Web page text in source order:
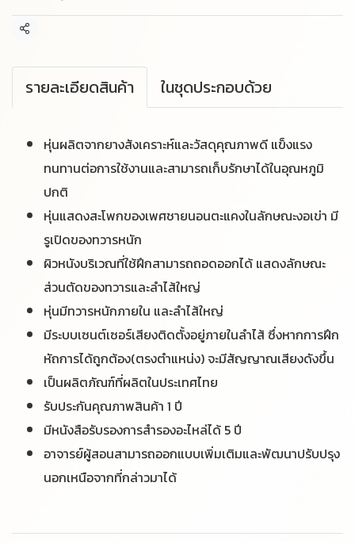
แชร์
รายละเอียดสินค้า ในชุดประกอบด้วย
หุ่นผลิตจากยางสังเคราะห์และวัสดุคุณภาพดี แข็งแรง
ทนทานต่อการใช้งานและสามารถเก็บรักษาได้ในอุณหภูมิ
ปกติ
หุ่นแสดงสะโพกของเพศชายนอนตะแคงในลักษณะงอเข่า มี
รูเปิดของทวารหนัก
ผิวหนังบริเวณที่ใช้ฝึกสามารถถอดออกได้ แสดงลักษณะ
ส่วนตัดของทวารและลำไส้ใหญ่
หุ่นมีทวารหนักภายใน และลำไส้ใหญ่
มีระบบเซนต์เซอร์เสียงติดตั้งอยู่ภายในลำไส้ ซึ่งหากการฝึก
หัถการได้ถูกต้อง(ตรงตำแหน่ง) จะมีสัญญาณเสียงดังขึ้น
เป็นผลิตภัณฑ์ที่ผลิตในประเทศไทย
รับประกันคุณภาพสินค้า 1 ปี
มีหนังสือรับรองการสำรองอะไหล่ได้ 5 ปี
อาจารย์ผู้สอนสามารถออกแบบเพิ่มเติมและพัฒนาปรับปรุง
นอกเหนือจากที่กล่าวมาได้